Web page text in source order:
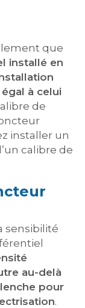
que
installé en
à celui
de
installer un
calibre de
sensibilité
au-delà
pour
.